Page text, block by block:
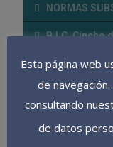
NORMAS
B.I.C. Cincho
Delimitación
Esta página web
de
consultando
de datos